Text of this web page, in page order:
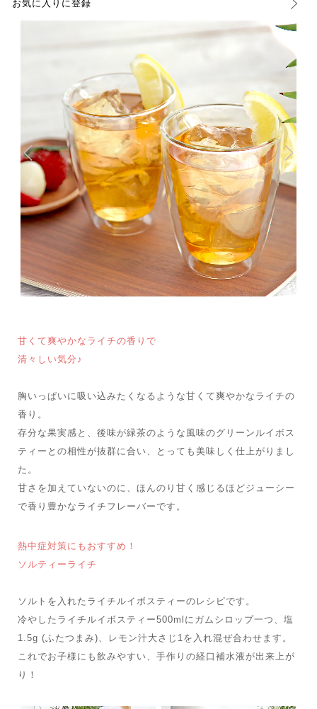
お気に入りに登録
甘くて爽やかなライチの香りで
清々しい気分♪
胸いっぱいに吸い込みたくなるような甘くて爽やかなライチの
香り。
存分な果実感と、後味が緑茶のような風味のグリーンルイボス
ティーとの相性が抜群に合い、とっても美味しく仕上がりまし
た。
甘さを加えていないのに、ほんのり甘く感じるほどジューシー
で香り豊かなライチフレーバーです。
熱中症対策にもおすすめ！
ソルティーライチ
ソルトを入れたライチルイボスティーのレシピです。
冷やしたライチルイボスティー500mlにガムシロップ一つ、塩
1.5g (ふたつまみ)、レモン汁大さじ1を入れ混ぜ合わせます。
これでお子様にも飲みやすい、手作りの経口補水液が出来上が
り！